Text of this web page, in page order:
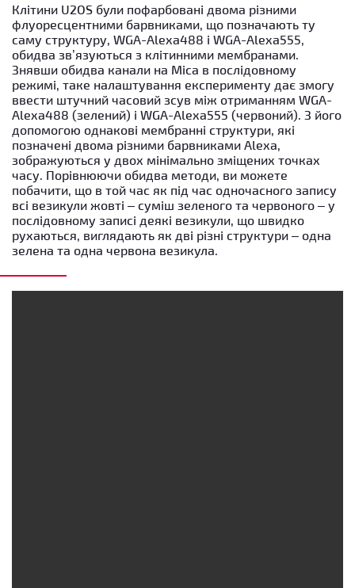
Клітини U2OS були пофарбовані двома різними
флуоресцентними барвниками, що позначають ту
саму структуру, WGA-Alexa488 і WGA-Alexa555,
обидва зв’язуються з клітинними мембранами.
Знявши обидва канали на Mica в послідовному
режимі, таке налаштування експерименту дає змогу
ввести штучний часовий зсув між отриманням WGA-
Alexa488 (зелений) і WGA-Alexa555 (червоний). З його
допомогою однакові мембранні структури, які
позначені двома різними барвниками Alexa,
зображуються у двох мінімально зміщених точках
часу. Порівнюючи обидва методи, ви можете
побачити, що в той час як під час одночасного запису
всі везикули жовті – суміш зеленого та червоного – у
послідовному записі деякі везикули, що швидко
рухаються, виглядають як дві різні структури – одна
зелена та одна червона везикула.